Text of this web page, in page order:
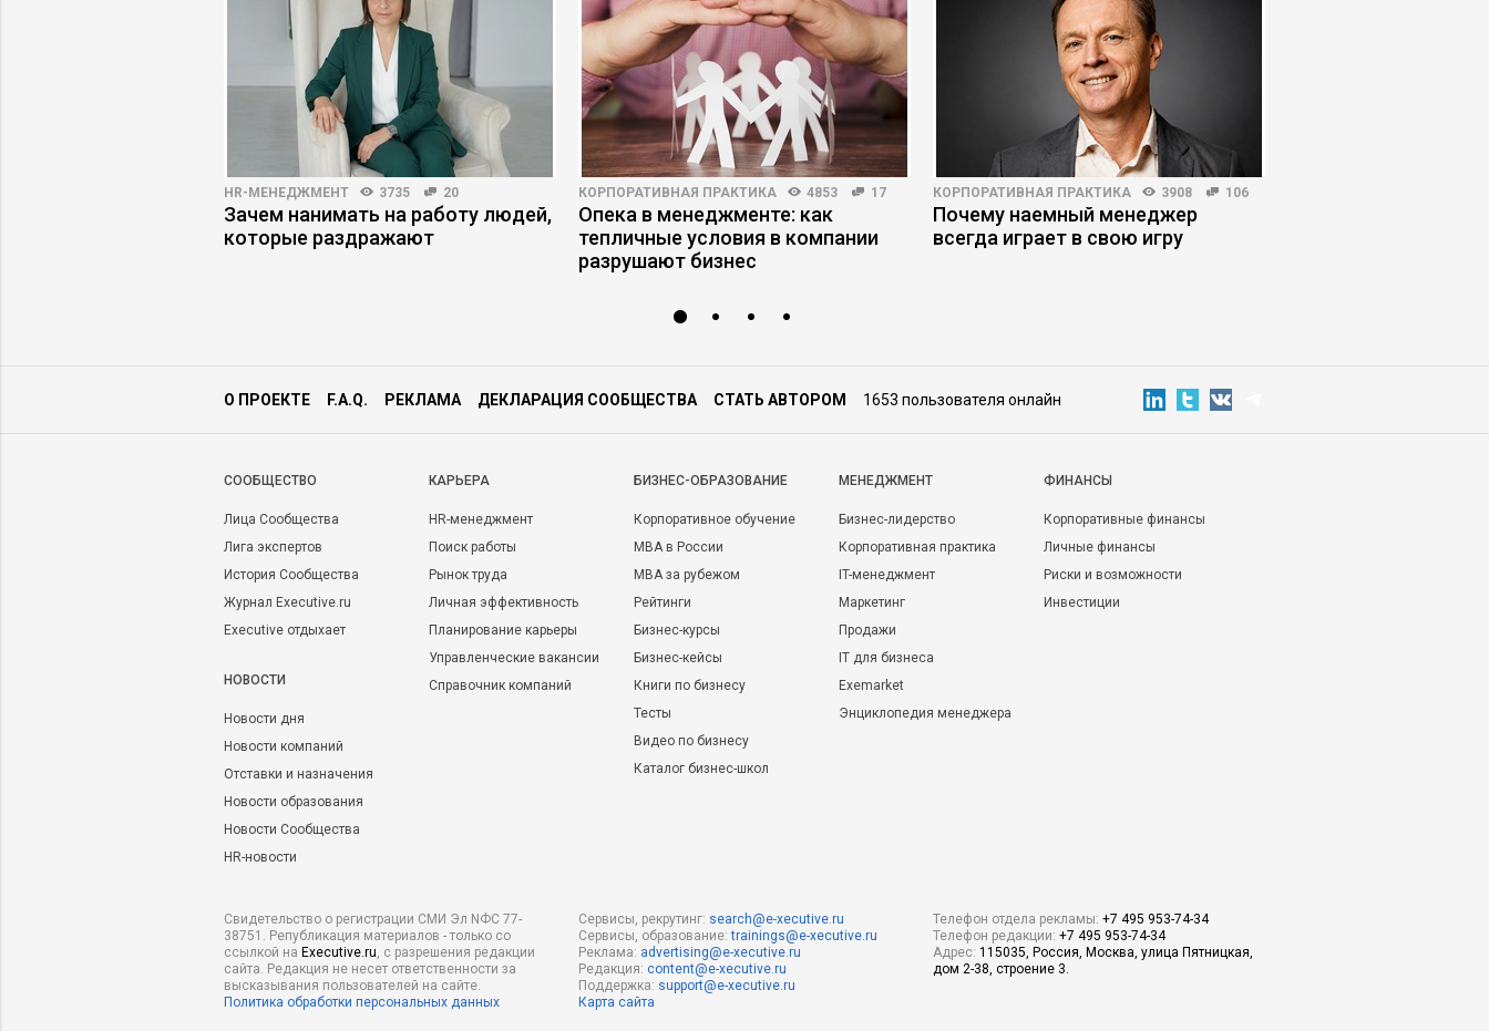
HR-МЕНЕДЖМЕНТ 3735 20
Зачем нанимать на работу людей,
которые раздражают
КОРПОРАТИВНАЯ ПРАКТИКА 4853 17
Опека в менеджменте: как
тепличные условия в компании
разрушают бизнес
КОРПОРАТИВНАЯ ПРАКТИКА 3908 106
Почему наемный менеджер
всегда играет в свою игру
О ПРОЕКТЕ F.A.Q. РЕКЛАМА ДЕКЛАРАЦИЯ СООБЩЕСТВА СТАТЬ АВТОРОМ 1653 пользователя онлайн
CООБЩЕСТВО
Лица Сообщества
Лига экспертов
История Сообщества
Журнал Executive.ru
Executive отдыхает
НОВОСТИ
Новости дня
Новости компаний
Отставки и назначения
Новости образования
Новости Сообщества
HR-новости
КАРЬЕРА
HR-менеджмент
Поиск работы
Рынок труда
Личная эффективность
Планирование карьеры
Управленческие вакансии
Справочник компаний
БИЗНЕС-ОБРАЗОВАНИЕ
Корпоративное обучение
MBA в России
MBA за рубежом
Рейтинги
Бизнес-курсы
Бизнес-кейсы
Книги по бизнесу
Тесты
Видео по бизнесу
Каталог бизнес-школ
МЕНЕДЖМЕНТ
Бизнес-лидерство
Корпоративная практика
IT-менеджмент
Маркетинг
Продажи
IT для бизнеса
Exemarket
Энциклопедия менеджера
ФИНАНСЫ
Корпоративные финансы
Личные финансы
Риски и возможности
Инвестиции
Свидетельство о регистрации СМИ Эл NФС 77-
38751. Републикация материалов - только со
ссылкой на Executive.ru, с разрешения редакции
сайта. Редакция не несет ответственности за
высказывания пользователей на сайте.
Политика обработки персональных данных
Сервисы, рекрутинг: search@e-xecutive.ru
Сервисы, образование:trainings@e-xecutive.ru
Реклама: advertising@e-xecutive.ru
Редакция: content@e-xecutive.ru
Поддержка: support@e-xecutive.ru
Карта сайта
Телефон отдела рекламы: +7 495 953-74-34
Телефон редакции: +7 495 953-74-34
Адрес: 115035, Россия, Москва, улица Пятницкая,
дом 2-38, строение 3.